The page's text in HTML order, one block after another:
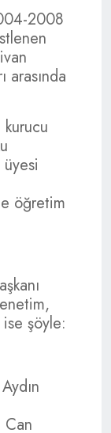
2008
arasında
öğretim
şöyle: